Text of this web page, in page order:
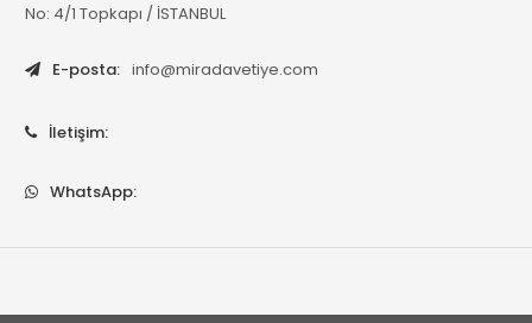
No: 4/1 Topkapı / İSTANBUL
E-posta: info@miradavetiye.com
İletişim:
WhatsApp: